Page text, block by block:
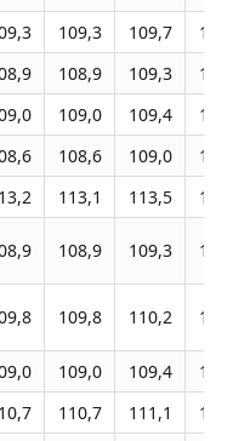
109,3 109,7
108,9 109,3
109,0 109,4
108,6 109,0
113,1 113,5
108,9 109,3
109,8 110,2
109,0 109,4
110,7 111,1